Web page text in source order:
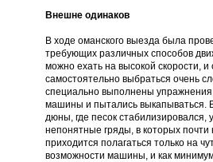
Внешне одинаков
В ходе оманского выезда была
требующих различных способов
можно ехать на высокой скорости,
самостоятельно выбраться очень
специально выполнены упражнения
машины и пытались выкапываться.
дюны, где песок
непонятные гряды, в которых
приходится полагаться только на
возможности машины, и как